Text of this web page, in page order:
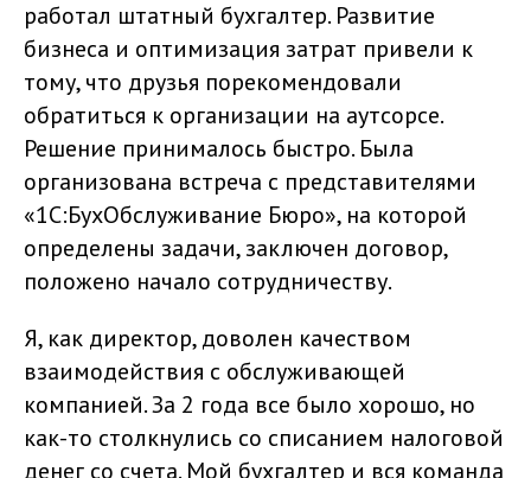
работал штатный бухгалтер. Развитие
бизнеса и оптимизация затрат привели к
тому, что друзья порекомендовали
обратиться к организации на аутсорсе.
Решение принималось быстро. Была
организована встреча с представителями
«1С:БухОбслуживание Бюро», на которой
определены задачи, заключен договор,
положено начало сотрудничеству.
Я, как директор, доволен качеством
взаимодействия с обслуживающей
компанией. За 2 года все было хорошо, но
как-то столкнулись со списанием налоговой
денег со счета. Мой бухгалтер и вся команда